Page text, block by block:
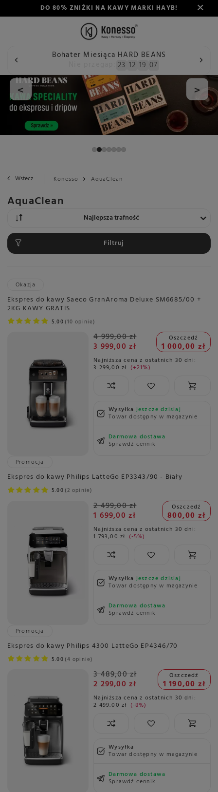
DO 80% ZNIŻKI NA KAWY MARKI HAYB!
Bohater Miesiąca HARD BEANS
23 12 19 06
< >
Wstecz Konesso AquaClean
AquaClean
Zmień sortowanie
Najlepsza trafność
Filtruj
Okazja
Ekspres do kawy Saeco GranAroma Deluxe SM6685/00 +
2KG KAWY GRATIS
5.00 10 opinie
4 999,00 zł
3 999,00 zł
Oszczedź
1 000,00 zł
Najniższa cena z ostatnich 30 dni:
3 299,00 zł +21%
Wysyłkajeszcze dzisiaj
Towar dostępny w magazynie
Darmowa dostawa
Sprawdź cennik
Promocja
Ekspres do kawy Philips LatteGo EP3343/90 - Biały
5.00 2 opinie
2 499,00 zł
1 699,00 zł
Oszczedź
800,00 zł
Najniższa cena z ostatnich 30 dni:
1 793,00 zł -5%
Wysyłkajeszcze dzisiaj
Towar dostępny w magazynie
Darmowa dostawa
Sprawdź cennik
Promocja
Ekspres do kawy Philips 4300 LatteGo EP4346/70
5.00 4 opinie
3 489,00 zł
2 299,00 zł
Oszczedź
1 190,00 zł
Najniższa cena z ostatnich 30 dni:
2 499,00 zł -8%
Wysyłka
Towar dostępny w magazynie
Darmowa dostawa
Sprawdź cennik